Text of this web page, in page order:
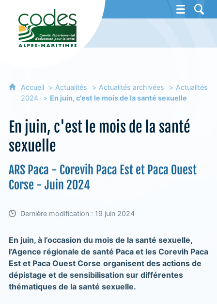
CoDES 06 - Comité départemental
Accueil Actualités Actualités archivées
Actualités
2024
En juin, c'est le mois de la santé sexuelle
En juin, c'est le mois de la santé
sexuelle
ARS Paca - Corevih Paca Est et Paca Ouest
Corse - Juin 2024
Dernière modification : 19 juin 2024
En juin, à l’occasion du mois de la santé sexuelle,
l’Agence régionale de santé Paca et les Corevih Paca
Est et Paca Ouest Corse organisent des actions de
dépistage et de sensibilisation sur différentes
thématiques de la santé sexuelle.